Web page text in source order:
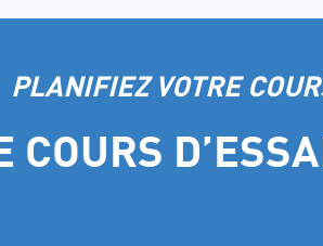
PLANIFIEZ VOTRE
COURS